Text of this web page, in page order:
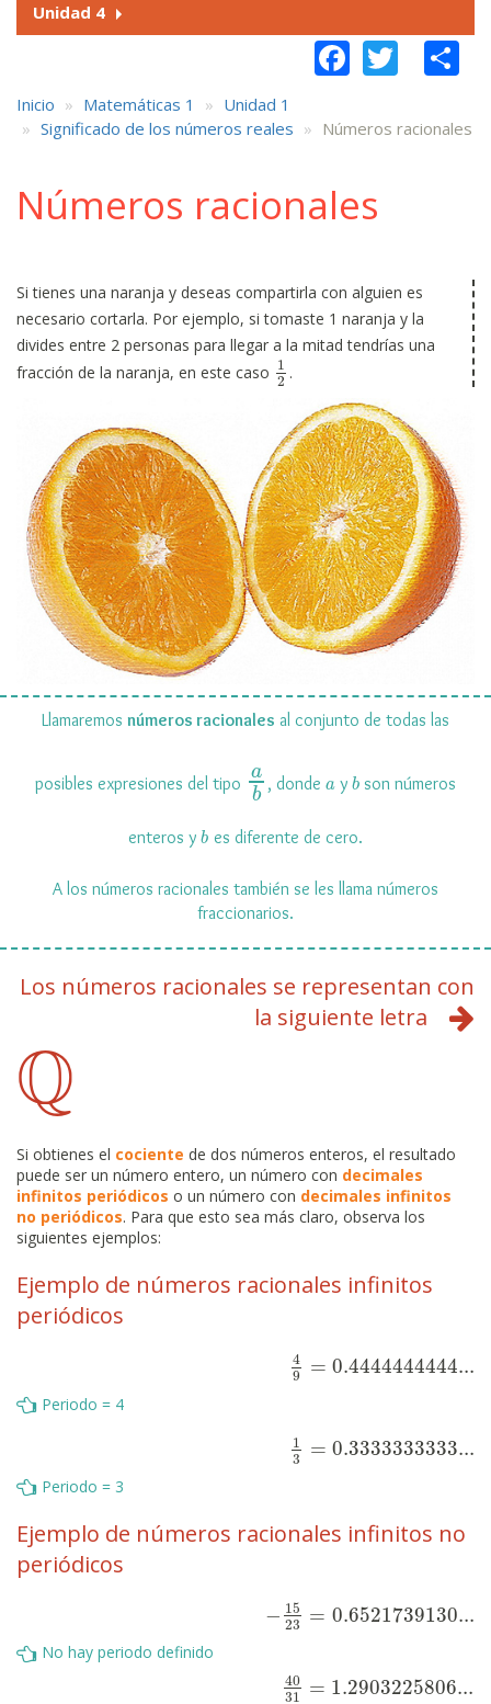
Unidad 4
Inicio Matemáticas 1
Unidad 1
Significado de los números reales
Números racionales
Números racionales
Si tienes una naranja y deseas compartirla con alguien es
necesario cortarla. Por ejemplo, si tomaste 1 naranja y la
divides entre 2 personas para llegar a la mitad tendrías una
fracción de la naranja, en este caso 1
2
12.
Llamaremos números racionales al conjunto de todas las
posibles expresiones del tipo
a
b
ab
, donde a
ay b
bson números
enteros yb
bes diferente de cero.
A los números racionales también se les llama números
fraccionarios.
Los números racionales se representan con
la siguiente letra
Q
Q
Si obtienes el cociente de dos números enteros, el resultado
puede ser un número entero, un número con decimales
infinitos periódicos o un número con decimales infinitos
no periódicos. Para que esto sea más claro, observa los
siguientes ejemplos:
Ejemplo de números racionales infinitos
periódicos
4
9
= 0.4444444444...
49 =0.4444444444...
Periodo = 4
1
3
= 0.3333333333...
13 =0.3333333333...
Periodo = 3
Ejemplo de números racionales infinitos no
periódicos
− 15
23
= 0.6521739130...
−1523 =0.6521739130...
No hay periodo definido
40
31
= 1.2903225806...
4031= 1.2903225806...